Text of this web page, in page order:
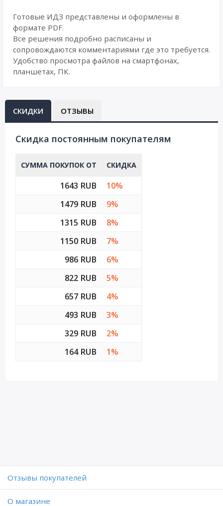
Готовые ИДЗ представлены и оформлены в
формате PDF.
Все решения подробно расписаны и
сопровождаются комментариями где это требуется.
Удобство просмотра файлов на смартфонах,
планшетах, ПК.
СКИДКИ ОТЗЫВЫ
Cкидка постоянным покупателям
СУММА ПОКУПОК ОТ СКИДКА
1643 RUB
10%
1479 RUB
9%
1315 RUB
8%
1150 RUB
7%
986 RUB
6%
822 RUB
5%
657 RUB
4%
493 RUB
3%
329 RUB
2%
164 RUB
1%
Отзывы покупателей
O магазине